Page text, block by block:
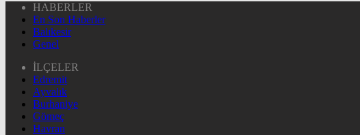
HABERLER
En Son Haberler
Balıkesir
Genel
İLÇELER
Edremit
Ayvalık
Burhaniye
Gömeç
Havran